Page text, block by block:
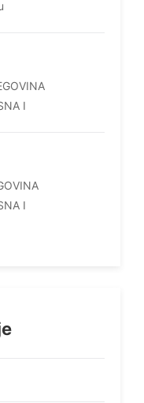
I
I